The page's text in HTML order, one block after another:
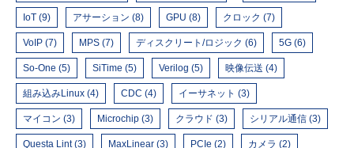
IoT (9) アサーション (8) GPU (8) クロック (7)
VoIP (7) MPS (7) ディスクリート/ロジック (6) 5G (6)
So-One (5) SiTime (5) Verilog (5) 映像伝送 (4)
組み込みLinux (4) CDC (4) イーサネット (3)
マイコン (3) Microchip (3) クラウド (3) シリアル通信 (3)
Questa Lint (3) MaxLinear (3) PCIe (2) カメラ (2)